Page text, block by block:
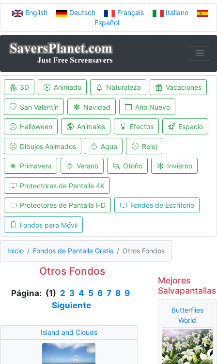
English Deutsch Français
Italiano
Español
3D Animado Naturaleza Vacaciones
San Valentín Navidad Año Nuevo
Halloween Animales Efectos Espacio
Dibujos Animados Agua Reloj
Primavera Verano Otoño Invierno
Protectores de Pantalla 4K
Protectores de Pantalla HD Fondos de Escritorio
Fondos para Móvil
Inicio Fondos de Pantalla Gratis Otros Fondos
Otros Fondos
Página: (1) 2 3 4 5 6 7 8 9
Siguiente
Island and Clouds
Mejores
Salvapantallas
Butterflies
World